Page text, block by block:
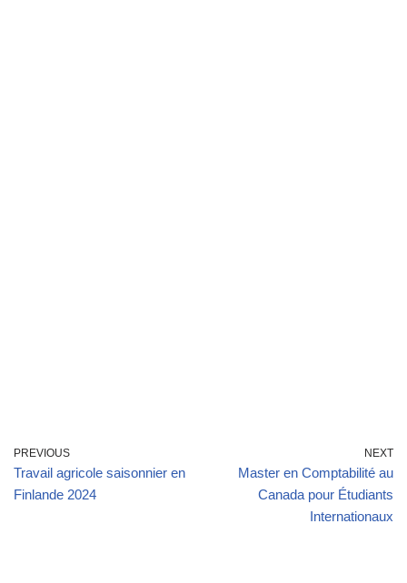
PREVIOUS
Travail agricole saisonnier en
Finlande 2024
NEXT
Master en Comptabilité au
Canada pour Étudiants
Internationaux